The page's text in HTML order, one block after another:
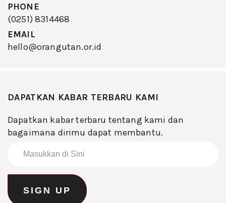
PHONE
(0251) 8314468
EMAIL
hello@orangutan.or.id
DAPATKAN KABAR TERBARU KAMI
Dapatkan kabar terbaru tentang kami dan
bagaimana dirimu dapat membantu.